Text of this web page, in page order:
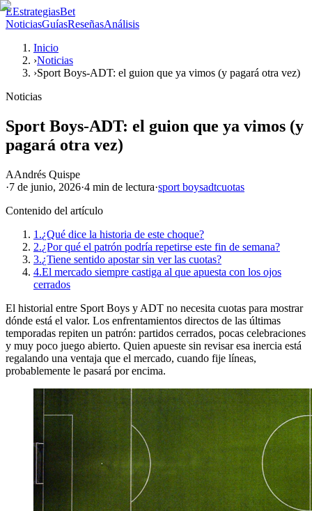
EEstrategiasBet
NoticiasGuíasReseñasAnálisis
Inicio
›Noticias
›Sport Boys-ADT: el guion que ya vimos (y pagará otra vez)
Noticias
Sport Boys-ADT: el guion que ya vimos (y
pagará otra vez)
AAndrés Quispe
·7 de junio, 2026·4 min de lectura·sport boysadtcuotas
Contenido del artículo
1.¿Qué dice la historia de este choque?
2.¿Por qué el patrón podría repetirse este fin de semana?
3.¿Tiene sentido apostar sin ver las cuotas?
4.El mercado siempre castiga al que apuesta con los ojos
cerrados
El historial entre Sport Boys y ADT no necesita cuotas para mostrar
dónde está el valor. Los enfrentamientos directos de las últimas
temporadas repiten un patrón: partidos cerrados, pocas celebraciones
y muy poco juego abierto. Quien apueste sin revisar esa inercia está
regalando una ventaja que el mercado, cuando fije líneas,
probablemente le pasará por encima.